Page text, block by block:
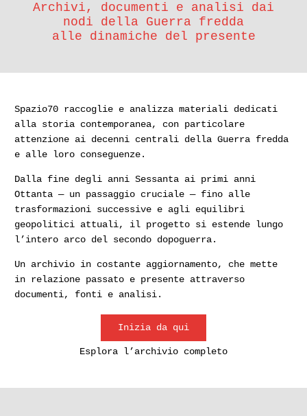
Archivi, documenti e analisi dai
nodi della Guerra fredda
alle dinamiche del presente
Spazio70 raccoglie e analizza materiali dedicati
alla storia contemporanea, con particolare
attenzione ai decenni centrali della Guerra fredda
e alle loro conseguenze.
Dalla fine degli anni Sessanta ai primi anni
Ottanta — un passaggio cruciale — fino alle
trasformazioni successive e agli equilibri
geopolitici attuali, il progetto si estende lungo
l’intero arco del secondo dopoguerra.
Un archivio in costante aggiornamento, che mette
in relazione passato e presente attraverso
documenti, fonti e analisi.
Inizia da qui
Esplora l’archivio completo